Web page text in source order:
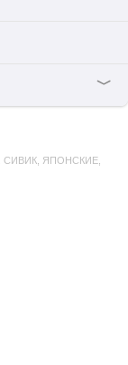
﹀
СИВИК ЯПОНСКИЕ